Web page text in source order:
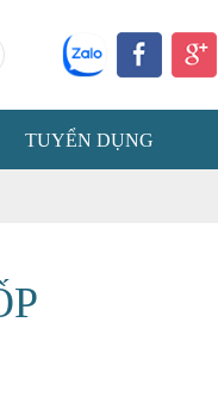
TUYỂN DỤNG